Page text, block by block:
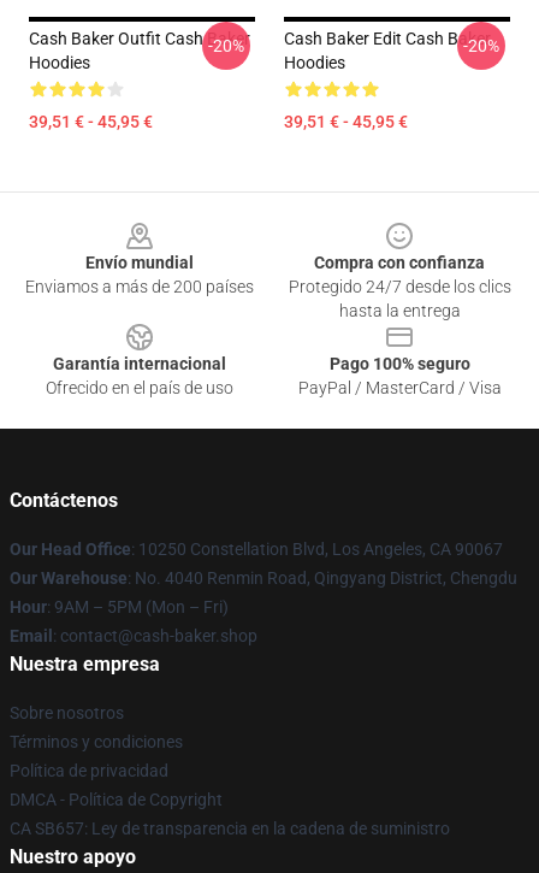
Cash Baker Outfit Cash Baker
Hoodies
39,51 € - 45,95 €
-20%
Cash Baker Edit Cash Baker
Hoodies
39,51 € - 45,95 €
-20%
Envío mundial
Enviamos a más de 200 países
Compra con confianza
Protegido 24/7 desde los clics
hasta la entrega
Garantía internacional
Ofrecido en el país de uso
Pago 100% seguro
PayPal / MasterCard / Visa
Contáctenos
Our Head Office: 10250 Constellation Blvd, Los Angeles, CA 90067
Our Warehouse: No. 4040 Renmin Road, Qingyang District, Chengdu
Hour: 9AM – 5PM (Mon – Fri)
Email : contact@cash-baker.shop
Nuestra empresa
Sobre nosotros
Términos y condiciones
Política de privacidad
DMCA - Política de Copyright
CA SB657: Ley de transparencia en la cadena de suministro
Nuestro apoyo